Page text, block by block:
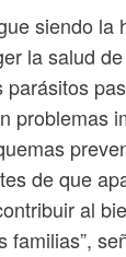
siendo la
la salud
parásitos
problemas
de que
al
familias”,